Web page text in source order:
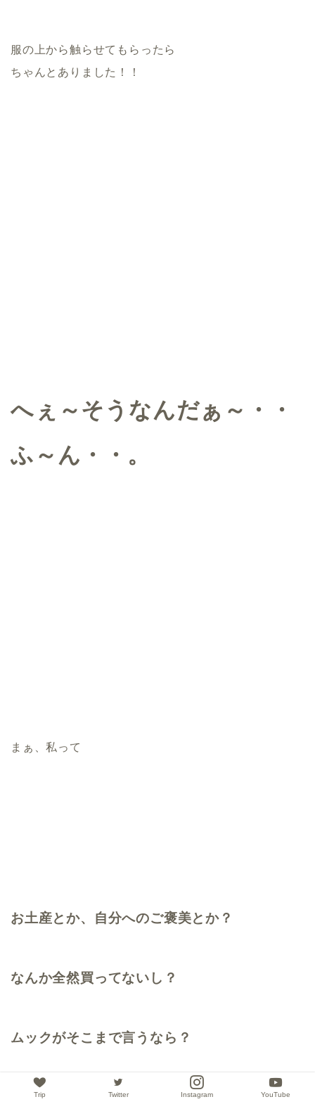
服の上から触らせてもらったら
ちゃんとありました！！
へぇ～そうなんだぁ～・・
ふ～ん・・。
まぁ、私って
お土産とか、自分へのご褒美とか？
なんか全然買ってないし？
ムックがそこまで言うなら？
しょうがないかなぁ～なんて思うし？
Trip Twitter Instagram YouTube